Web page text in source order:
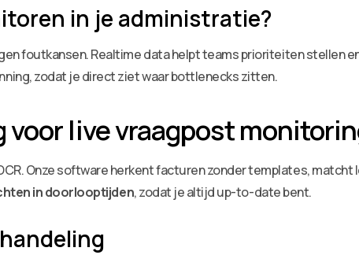
in je administratie?
foutkansen. Realtime data helpt teams prioriteiten stellen
zodat je direct ziet waar bottlenecks zitten.
live vraagpost
Onze software herkent facturen zonder templates, matcht
in doorlooptijden, zodat je altijd up-to-date bent.